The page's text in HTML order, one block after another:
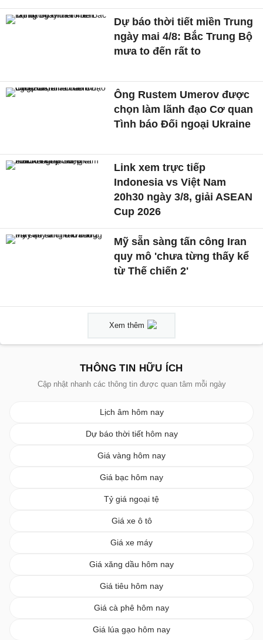
Dự báo thời tiết miền Trung
ngày mai 4/8: Bắc Trung Bộ
mưa to đến rất to
Ông Rustem Umerov được
chọn làm lãnh đạo Cơ quan
Tình báo Đối ngoại Ukraine
Link xem trực tiếp
Indonesia vs Việt Nam
20h30 ngày 3/8, giải ASEAN
Cup 2026
Mỹ sẵn sàng tấn công Iran
quy mô 'chưa từng thấy kể
từ Thế chiến 2'
Xem thêm
THÔNG TIN HỮU ÍCH
Cập nhật nhanh các thông tin được quan tâm mỗi ngày
Lịch âm hôm nay
Dự báo thời tiết hôm nay
Giá vàng hôm nay
Giá bạc hôm nay
Tỷ giá ngoại tệ
Giá xe ô tô
Giá xe máy
Giá xăng dầu hôm nay
Giá tiêu hôm nay
Giá cà phê hôm nay
Giá lúa gạo hôm nay